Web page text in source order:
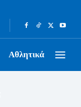
Αθλητικά